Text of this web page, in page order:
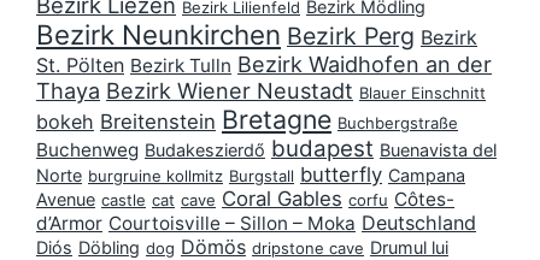
Bezirk Lilienfeld Bezirk Mödling
Bezirk Neunkirchen Bezirk Perg Bezirk
St. Pölten Bezirk Tulln Bezirk Waidhofen an der
Thaya Bezirk Wiener Neustadt Blauer Einschnitt
bokeh Breitenstein Bretagne Buchbergstraße
Buchenweg Budakeszierdő budapest Buenavista del
Norte burgruine kollmitz Burgstall butterfly Campana
Avenue castle cat cave Coral Gables corfu Côtes-
d’Armor Courtoisville – Sillon – Moka Deutschland
Diós Döbling dog Dömös dripstone cave Drumul lui